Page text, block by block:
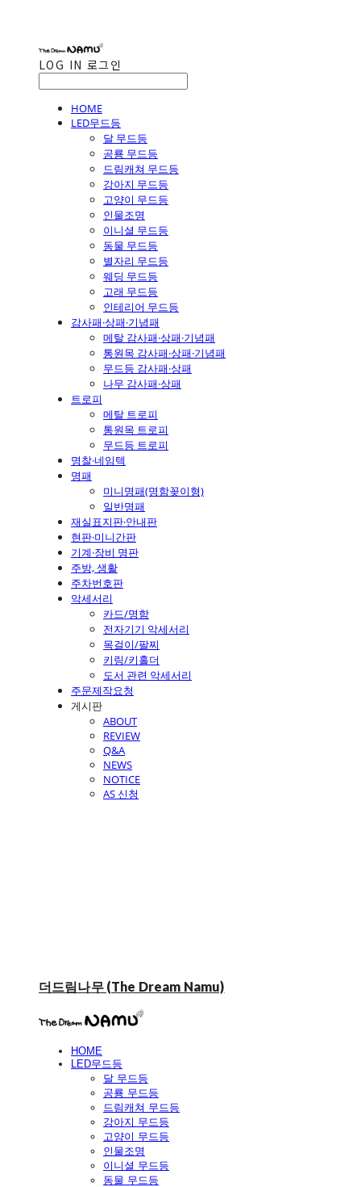
LOG IN 로그인
HOME
LED무드등
달 무드등
공룡 무드등
드림캐쳐 무드등
강아지 무드등
고양이 무드등
인물조명
이니셜 무드등
동물 무드등
별자리 무드등
웨딩 무드등
고래 무드등
인테리어 무드등
감사패·상패·기념패
메탈 감사패·상패·기념패
통원목 감사패·상패·기념패
무드등 감사패·상패
나무 감사패·상패
트로피
메탈 트로피
통원목 트로피
무드등 트로피
명찰·네임텍
명패
미니명패(명함꽂이형)
일반명패
재실표지판·안내판
현판·미니간판
기계·장비 명판
주방, 생활
주차번호판
악세서리
카드/명함
전자기기 악세서리
목걸이/팔찌
키링/키홀더
도서 관련 악세서리
주문제작요청
게시판
ABOUT
REVIEW
Q&A
NEWS
NOTICE
AS 신청
더드림나무 (The Dream Namu)
HOME
LED무드등
달 무드등
공룡 무드등
드림캐쳐 무드등
강아지 무드등
고양이 무드등
인물조명
이니셜 무드등
동물 무드등